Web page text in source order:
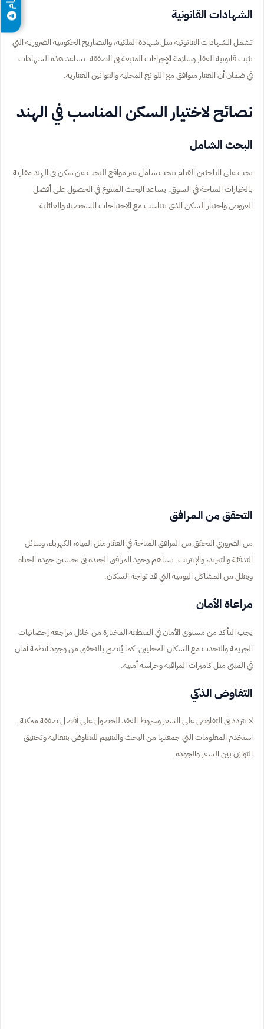
الشهادات القانونية
تشمل الشهادات القانونية مثل شهادة الملكية، والتصاريح الحكومية الضرورية التي
تثبت قانونية العقار وسلامة الإجراءات المتبعة في الصفقة. تساعد هذه الشهادات
في ضمان أن العقار متوافق مع اللوائح المحلية والقوانين العقارية.
نصائح لاختيار السكن المناسب في الهند
البحث الشامل
يجب على الباحثين القيام ببحث شامل عبر مواقع للبحث عن سكن في الهند مقارنة
بالخيارات المتاحة في السوق. يساعد البحث المتنوع في الحصول على أفضل
العروض واختيار السكن الذي يتناسب مع الاحتياجات الشخصية والعائلية.
التحقق من المرافق
من الضروري التحقق من المرافق المتاحة في العقار مثل المياه، الكهرباء، وسائل
التدفئة والتبريد، والإنترنت. يساهم وجود المرافق الجيدة في تحسين جودة الحياة
ويقلل من المشاكل اليومية التي قد تواجه السكان.
مراعاة الأمان
يجب التأكد من مستوى الأمان في المنطقة المختارة من خلال مراجعة إحصائيات
الجريمة والتحدث مع السكان المحليين. كما يُنصح بالتحقق من وجود أنظمة أمان
في المبنى مثل كاميرات المراقبة وحراسة أمنية.
التفاوض الذكي
لا تتردد في التفاوض على السعر وشروط العقد للحصول على أفضل صفقة ممكنة.
استخدم المعلومات التي جمعتها من البحث والتقييم للتفاوض بفعالية وتحقيق
التوازن بين السعر والجودة.